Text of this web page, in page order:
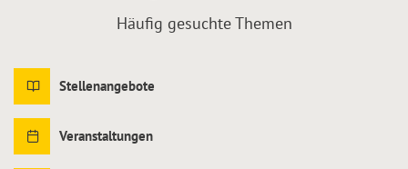
Häufig gesuchte Themen
Stellenangebote
Veranstaltungen